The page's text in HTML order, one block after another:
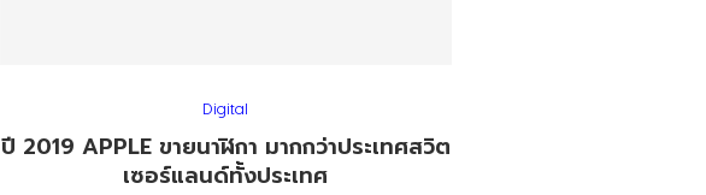
Digital
ปี 2019 APPLE ขายนาฬิกา มากกว่าประเทศสวิต
เซอร์แลนด์ทั้งประเทศ